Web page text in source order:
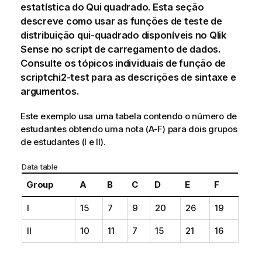
estatística do Qui quadrado. Esta seção
descreve como usar as funções de teste de
distribuição qui-quadrado disponíveis no Qlik
Senseno script de carregamento de dados.
Consulte os tópicos individuais de função de
scriptchi2-testpara as descrições de sintaxe e
argumentos.
Este exemplo usa uma tabela contendo o número de
estudantes obtendo uma nota (A-F) para dois grupos
de estudantes (I e II).
Data table
Group A B C D E F
I 15 7 9 20 26 19
II 10 11 7 15 21 16